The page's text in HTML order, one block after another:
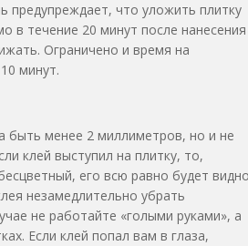
предупреждает, что уложить плитку
в течение 20 минут после нанесения
Ограничено и время на
минут.
быть менее 2 миллиметров, но и не
клей выступил на плитку, то,
его всю равно будет
незамедлительно убрать
не работайте «голыми руками», а
Если клей попал вам в глаза,